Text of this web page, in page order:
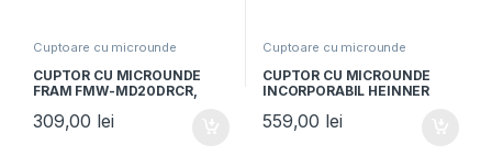
Cuptoare cu microunde
CUPTOR CU MICROUNDE
FRAM FMW-MD20DRCR,
800W, Control digital,
309,00 lei
Cuptoare cu microunde
CUPTOR CU MICROUNDE
INCORPORABIL HEINNER
800W, Capacitate 20L,
559,00 lei